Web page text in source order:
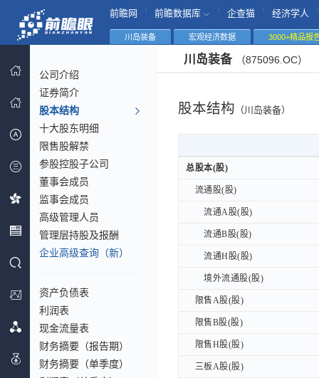
前瞻网 前瞻数据库 企查猫 经济学人
川岛装备 宏观经济数据 3000+精品报
公司介绍
证券简介
股本结构
十大股东明细
限售股解禁
参股控股子公司
董事会成员
监事会成员
高级管理人员
管理层持股及报酬
企业高级查询（新）
资产负债表
利润表
现金流量表
财务摘要（报告期）
财务摘要（单季度）
川岛装备 （875096.OC）
股本结构 （川岛装备）
总股本(股)
流通股(股)
流通A股(股)
流通B股(股)
流通H股(股)
境外流通股(股)
限售A股(股)
限售B股(股)
限售H股(股)
三板A股(股)
总股本(股)
流通股(股)
流通A股(股)
流通B股(股)
流通H股(股)
境外流通股(股)
限售A股(股)
限售B股(股)
限售H股(股)
三板A股(股)